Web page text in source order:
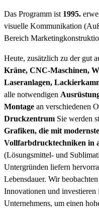
Das Programm ist 1995.
visuelle Kommunikation
Bereich
Heute, zusätzlich zu der gut
Kräne, CNC-Maschinen,
Laseranlagen,
alle notwendigen
Montage an verschiedenen
Druckzentrum Sie werden
Grafiken, die mit
Vollfarbdrucktechniken in
(Lösungsmittel- und
Untergründen liefern
Lebensdauer. Wir
Innovationen und
Unternehmens, um einen